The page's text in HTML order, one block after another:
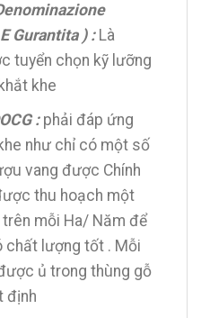
Gurantita ) :Là
tuyển chọn kỹ lưỡng
khe
:phải đáp ứng
như chỉ có một số
vang được Chính
thu hoạch một
trên mỗi Ha/ Năm để
chất lượng tốt . Mỗi
ủ trong thùng gỗ
định